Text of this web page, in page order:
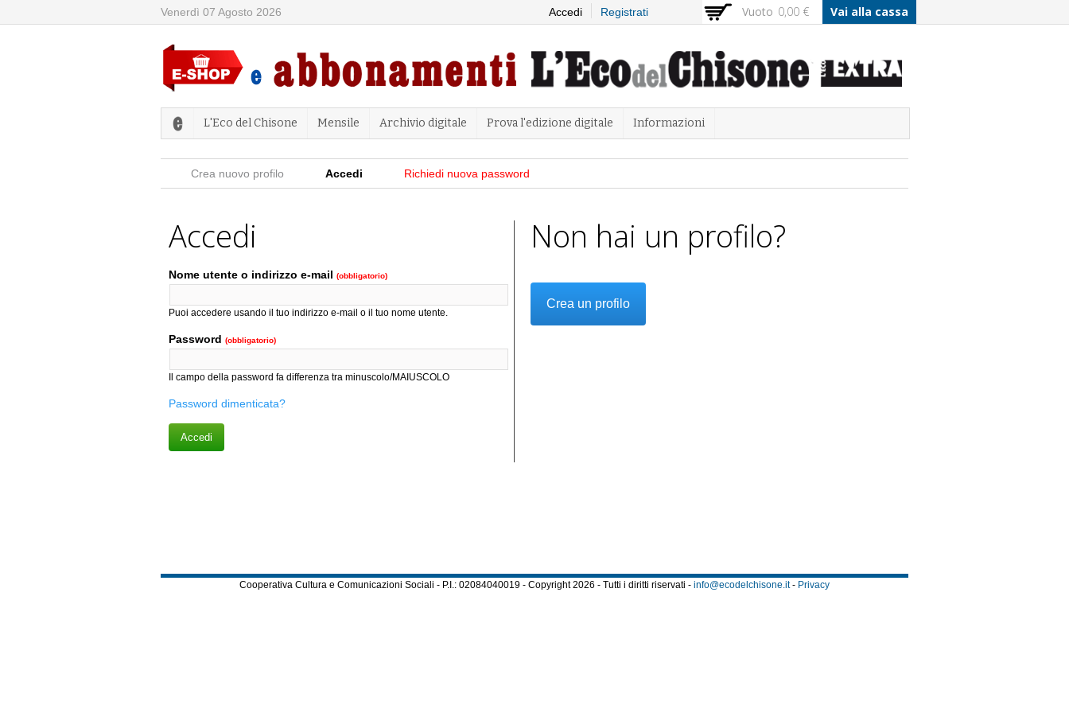
contenuto
Venerdì 07 Agosto 2026 Accedi Registrati Vuoto 0,00 € Vai alla cassa
L'Eco del Chisone Mensile Archivio digitale Prova l'edizione digitale Informazioni
Schede primarie
Crea nuovo profilo Accedi (scheda attiva)Richiedi nuova password
Accedi
Nome utente o indirizzo e-mail (obbligatorio)
Puoi accedere usando il tuo indirizzo e-mail o il tuo nome utente.
Password (obbligatorio)
Il campo della password fa differenza tra minuscolo/MAIUSCOLO
Password dimenticata?
Non hai un profilo?
Crea un profilo
Cooperativa Cultura e Comunicazioni Sociali - P.I.: 02084040019 - Copyright 2026 - Tutti i diritti riservati - info@ecodelchisone.it- Privacy